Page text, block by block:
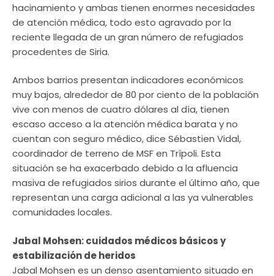
hacinamiento y ambas tienen enormes necesidades
de atención médica, todo esto agravado por la
reciente llegada de un gran número de refugiados
procedentes de Siria.
Ambos barrios presentan indicadores económicos
muy bajos, alrededor de 80 por ciento de la población
vive con menos de cuatro dólares al día, tienen
escaso acceso a la atención médica barata y no
cuentan con seguro médico, dice Sébastien Vidal,
coordinador de terreno de MSF en Trípoli. Esta
situación se ha exacerbado debido a la afluencia
masiva de refugiados sirios durante el último año, que
representan una carga adicional a las ya vulnerables
comunidades locales.
Jabal Mohsen: cuidados médicos básicos y
estabilización de heridos
Jabal Mohsen es un denso asentamiento situado en